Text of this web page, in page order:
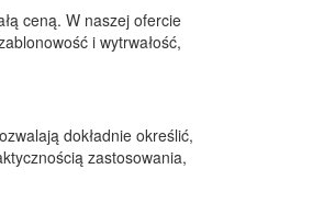
ceną. W naszej ofercie
i wytrwałość,
dokładnie określić,
zastosowania,